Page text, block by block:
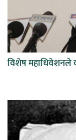
विशेष महाधिवेशनले